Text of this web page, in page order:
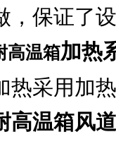
，保证了
高温箱加热
热采用加
高温箱风